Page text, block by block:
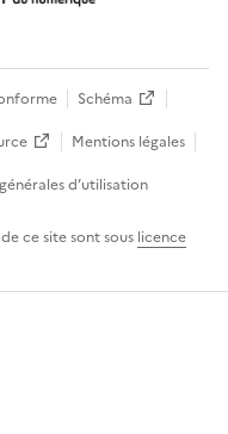
Schéma
Mentions légales
d’utilisation
ce site sont sous licence